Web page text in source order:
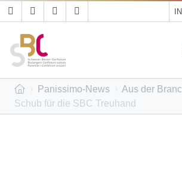
Panissimo-News Aus der
Schub für die SBC Treuhand